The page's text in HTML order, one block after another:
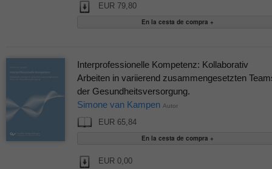
EUR 79,80
Interprofessionelle Kompetenz: Kollaborativ
Arbeiten in variierend zusammengesetzten
der Gesundheitsversorgung.
Simone van Kampen Autor
EUR 65,84
EUR 0,00